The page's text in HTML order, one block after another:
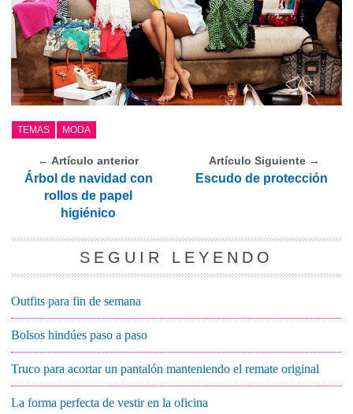
TEMAS MODA
← Artículo anterior
Árbol de navidad con
rollos de papel
higiénico
Artículo Siguiente →
Escudo de protección
SEGUIR LEYENDO
Outfits para fin de semana
Bolsos hindúes paso a paso
Truco para acortar un pantalón manteniendo el remate original
La forma perfecta de vestir en la oficina